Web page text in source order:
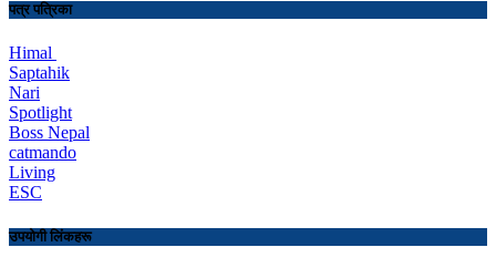
पत्र पत्रिका
Himal
Saptahik
Nari
Spotlight
Boss Nepal
catmando
Living
ESC
उपयोगी लिंकहरू